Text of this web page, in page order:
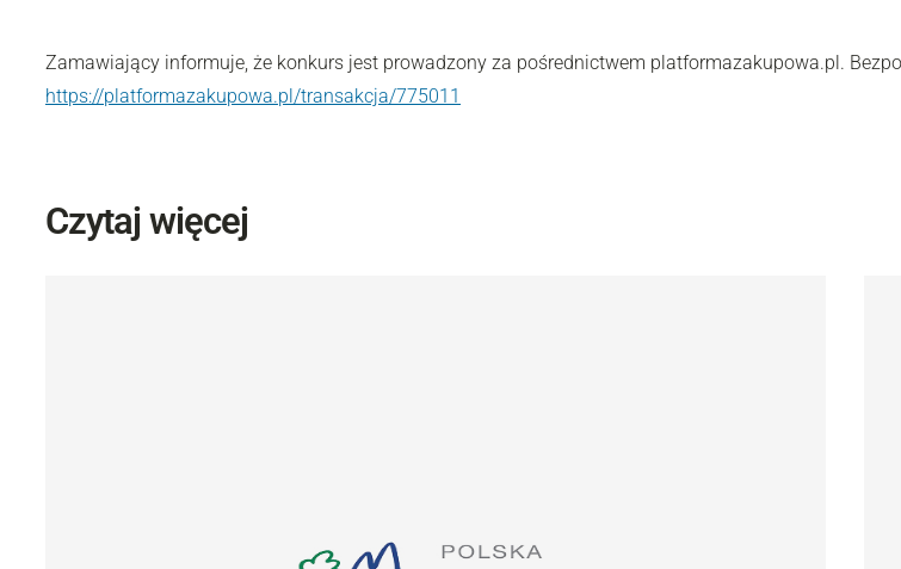
Zamawiający informuje, że konkurs jest prowadzony za pośrednictwem platformazakupowa.pl.
https://platformazakupowa.pl/transakcja/775011
Czytaj więcej